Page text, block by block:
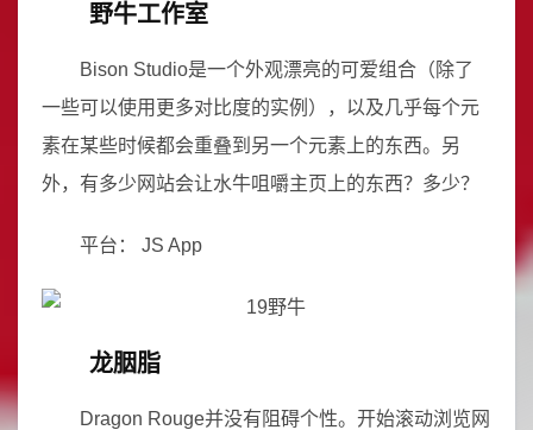
野牛工作室
Bison Studio是一个外观漂亮的可爱组合（除了
一些可以使用更多对比度的实例），以及几乎每个元
素在某些时候都会重叠到另一个元素上的东西。另
外，有多少网站会让水牛咀嚼主页上的东西？多少？
平台： JS App
龙胭脂
Dragon Rouge并没有阻碍个性。开始滚动浏览网